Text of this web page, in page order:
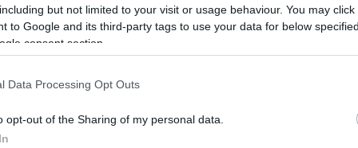
but not limited to your visit or usage behaviour. You may
to Google and its third-party tags to use your data for below
consent section.
Data Processing Opt Outs
opt-out of the Sharing of my personal data.
ilyenkor tapintása és testérzékelése irányítja.
is állnak, amelyek a természet és az ember közös
élményen" alapul. A fürdőszoba kövén, a mosásra
és szoborként tekintett rájuk. Ezt az élményt dolgozza fel